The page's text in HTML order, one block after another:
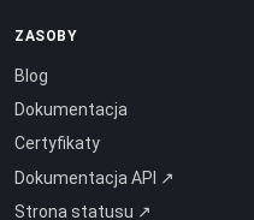
ZASOBY
Blog
Dokumentacja
Certyfikaty
Dokumentacja API ↗
Strona statusu ↗